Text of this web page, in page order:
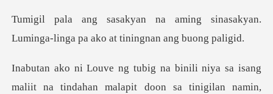
g sinasakyan.
Luminga-linga pa ak
ahan malapit doon sa tinigilan namin,